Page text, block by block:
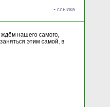
• ссылка
ждём нашего самого,
этим самой, в